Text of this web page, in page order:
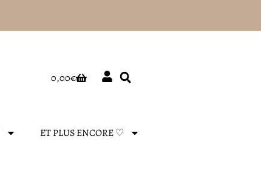
0,00€Panier
ET PLUS ENCORE ♡